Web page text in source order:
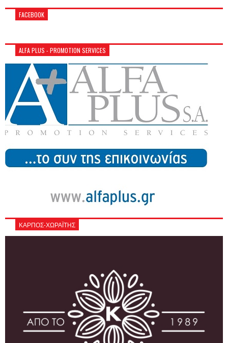
FACEBOOK
ALFA PLUS - PROMOTION SERVICES
ΚΑΡΠΟΣ-ΧΩΡΑΪΤΗΣ